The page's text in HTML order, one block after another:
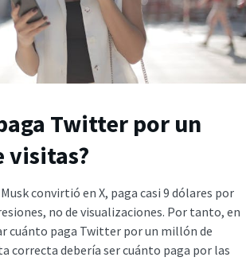
Twitter por un
visitas?
convirtió en X, paga casi 9 dólares por
no de visualizaciones. Por tanto, en
cuánto paga Twitter por un millón de
correcta debería ser cuánto paga por las